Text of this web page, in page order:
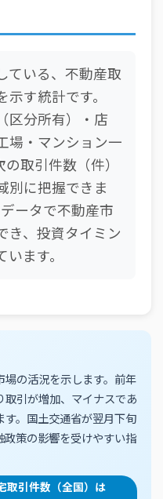
ている、不動産取
す統計です。
区分所有）・店
場・マンション一
取引件数（件）
別に把握できま
ータで不動産市
き、投資タイミン
ます。
の活況を示します。前年
引が増加、マイナスであ
。国土交通省が翌月下旬
政策の影響を受けやすい指
取引件数（全国）は